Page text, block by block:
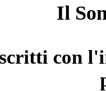
Il
con